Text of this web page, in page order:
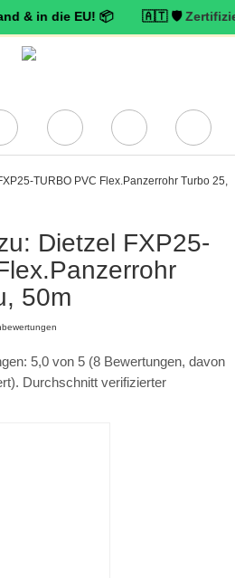
die EU! 📦 🇦🇹 🛡️ Zertifizierter
TURBO PVC Flex.Panzerrohr Turbo 25,
Dietzel FXP25-
50m
5,0 von 5 (8 Bewertungen, davon
Durchschnitt verifizierter